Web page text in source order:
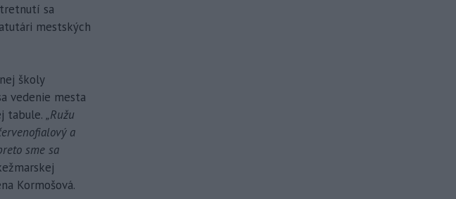
sa
mestských
školy
vedenie mesta
tabule. „Ružu
a
sme sa
Kormošová.